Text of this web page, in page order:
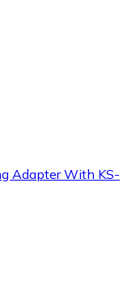
Adapter With KS-